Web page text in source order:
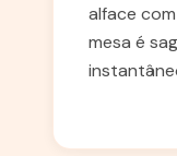
alface
mesa é